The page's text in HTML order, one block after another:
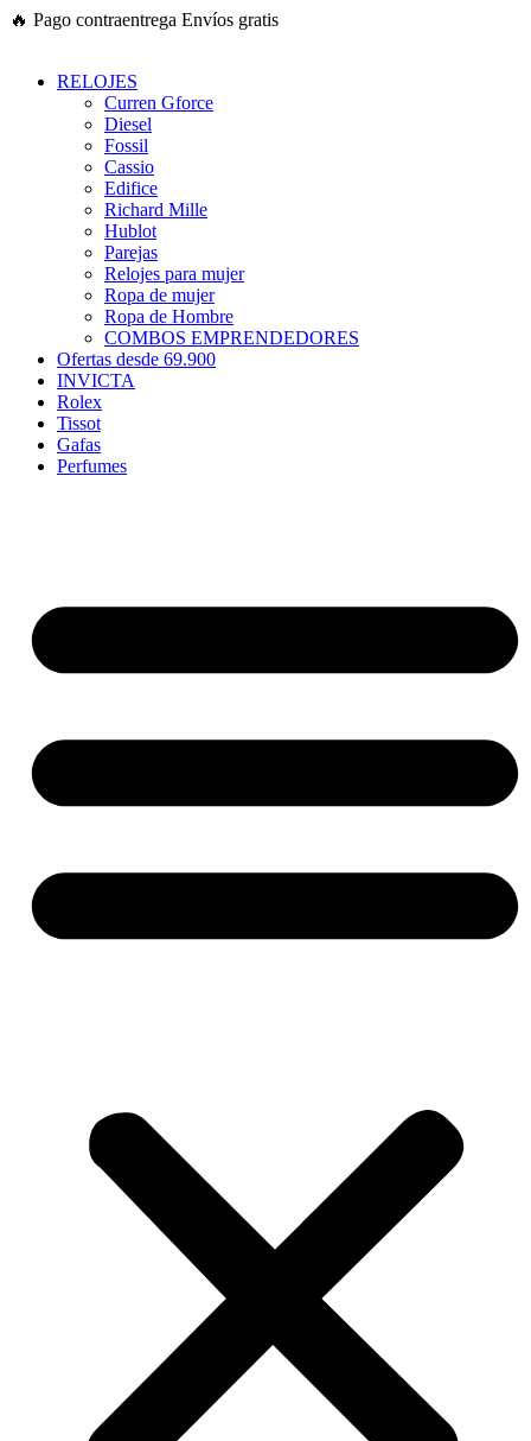
Ir
🔥 Pago contraentrega Envíos gratis
RELOJES
Curren Gforce
Diesel
Fossil
Cassio
Edifice
Richard Mille
Hublot
Parejas
Relojes para mujer
Ropa de mujer
Ropa de Hombre
COMBOS EMPRENDEDORES
Ofertas desde 69.900
INVICTA
Rolex
Tissot
Gafas
Perfumes